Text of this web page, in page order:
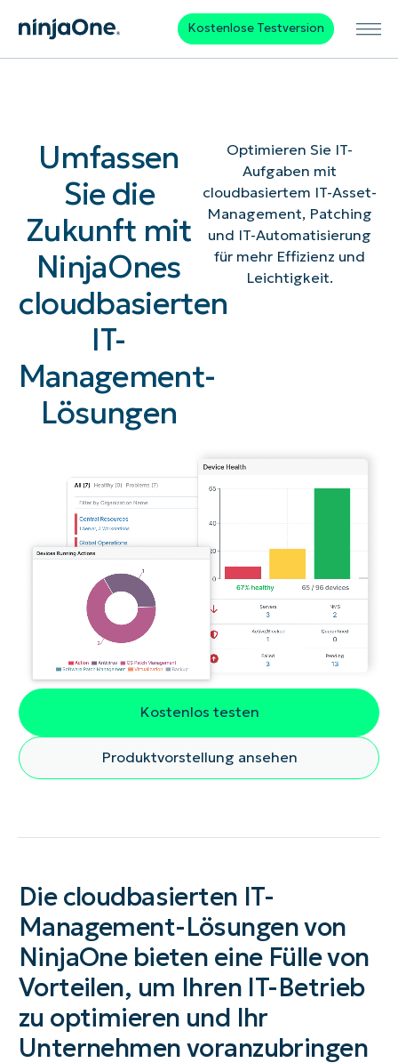
Kostenlose Testversion
Umfassen
Sie die
Zukunft mit
NinjaOnes
cloudbasierten
IT-
Management-
Lösungen
Optimieren Sie IT-
Aufgaben mit
cloudbasiertem IT-Asset-
Management, Patching
und IT-Automatisierung
für mehr Effizienz und
Leichtigkeit.
Kostenlos testen
Produktvorstellung ansehen
Die cloudbasierten IT-
Management-Lösungen von
NinjaOne bieten eine Fülle von
Vorteilen, um Ihren IT-Betrieb
zu optimieren und Ihr
Unternehmen voranzubringen